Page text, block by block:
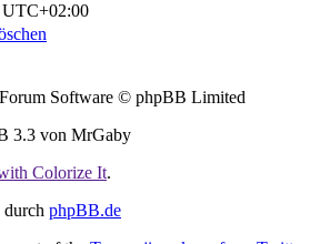
UTC+02:00
Software © phpBB Limited
3.3 von MrGaby
Colorize It.
durch phpBB.de